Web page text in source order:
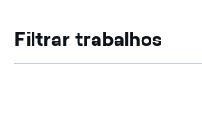
Filtrar trabalhos